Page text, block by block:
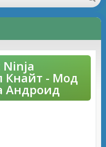
Ninja
Кнайт - Мод
Андроид